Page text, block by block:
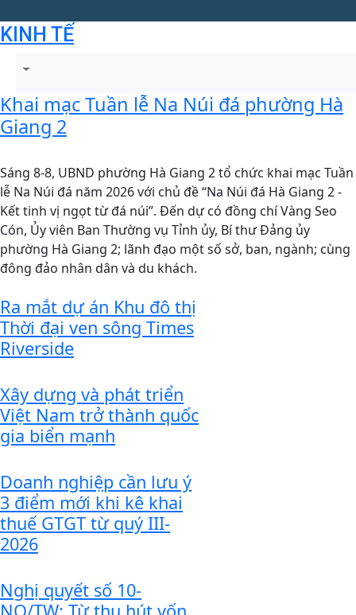
KINH TẾ
Khai mạc Tuần lễ Na Núi đá phường Hà
Giang 2
Sáng 8-8, UBND phường Hà Giang 2 tổ chức khai mạc Tuần
lễ Na Núi đá năm 2026 với chủ đề “Na Núi đá Hà Giang 2 -
Kết tinh vị ngọt từ đá núi”. Đến dự có đồng chí Vàng Seo
Cón, Ủy viên Ban Thường vụ Tỉnh ủy, Bí thư Đảng ủy
phường Hà Giang 2; lãnh đạo một số sở, ban, ngành; cùng
đông đảo nhân dân và du khách.
Ra mắt dự án Khu đô thị
Thời đại ven sông Times
Riverside
Xây dựng và phát triển
Việt Nam trở thành quốc
gia biển mạnh
Doanh nghiệp cần lưu ý
3 điểm mới khi kê khai
thuế GTGT từ quý III-
2026
Nghị quyết số 10-